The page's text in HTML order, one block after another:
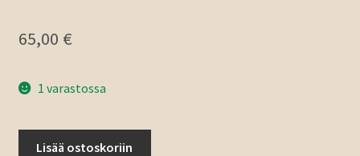
65,00 €
1 varastossa
Lisää ostoskoriin